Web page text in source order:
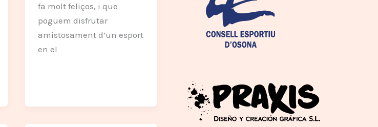
fa molt feliços, i que
poguem disfrutar
amistosament d’un esport
en el